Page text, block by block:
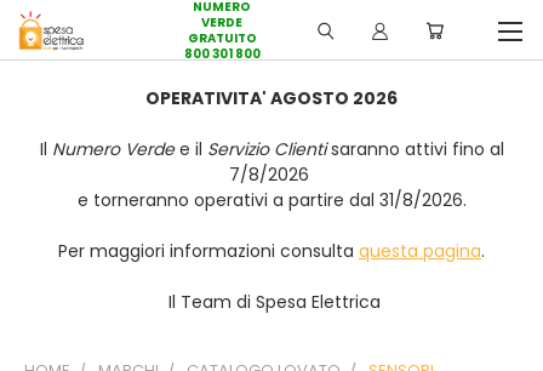
NUMERO
VERDE
GRATUITO
800 301 800
OPERATIVITA' AGOSTO 2026
Il Numero Verdee il Servizio Clientisaranno attivi fino al
7/8/2026
e torneranno operativi a partire dal 31/8/2026.
Per maggiori informazioni consulta questa pagina.
Il Team di Spesa Elettrica